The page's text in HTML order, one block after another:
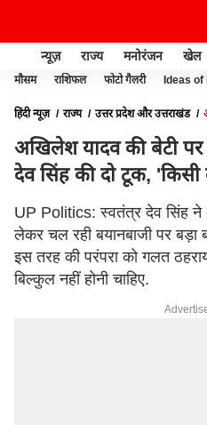
न्यूज़ राज्य मनोरंजन खेल
मौसम राशिफल फोटो गैलरी Ideas of
हिंदी न्यूज़ राज्य उत्तर प्रदेश और उत्तराखंड
अखिलेश यादव की बेटी पर
देव सिंह की दो टूक, 'किसी
UP Politics: स्वतंत्र देव सिंह ने
लेकर चल रही बयानबाजी पर बड़ा
इस तरह की परंपरा को गलत
बिल्कुल नहीं होनी चाहिए.